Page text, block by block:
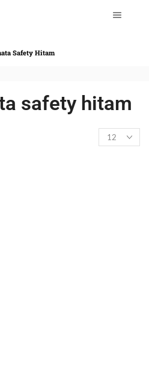
Safety Hitam
safety hitam